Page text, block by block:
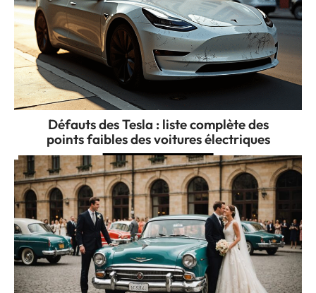
Défauts des Tesla : liste complète des
points faibles des voitures électriques